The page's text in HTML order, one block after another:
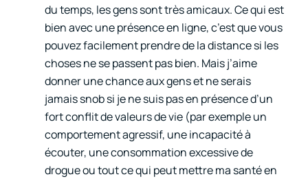
du temps, les gens sont très amicaux. Ce qui est
bien avec une présence en ligne, c’est que vous
pouvez facilement prendre de la distance si les
choses ne se passent pas bien. Mais j’aime
donner une chance aux gens et ne serais
jamais snob si je ne suis pas en présence d’un
fort conflit de valeurs de vie (par exemple un
comportement agressif, une incapacité à
écouter, une consommation excessive de
drogue ou tout ce qui peut mettre ma santé en